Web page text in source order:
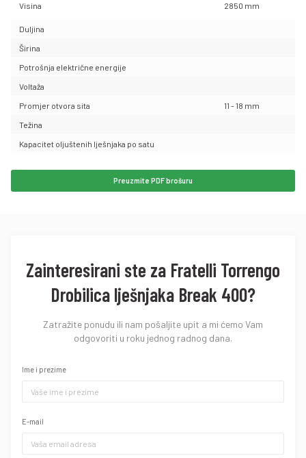
Visina 2850 mm
Duljina
Širina
Potrošnja električne energije
Voltaža
Promjer otvora sita
11 - 18 mm
Težina
Kapacitet oljuštenih lješnjaka po satu
Preuzmite PDF brošuru
Zainteresirani ste za Fratelli Torrengo
Drobilica lješnjaka Break 400?
Zatražite ponudu ili nam pošaljite upit a mi ćemo Vam
odgovoriti u roku jednog radnog dana.
Ime i prezime
E-mail